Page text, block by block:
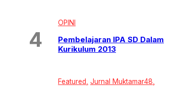
OPINI
Pembelajaran IPA SD Dalam
Kurikulum 2013
Featured Jurnal Muktamar48